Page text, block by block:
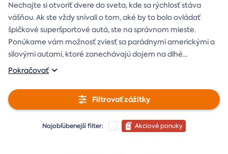
Nechajte si otvoriť dvere do sveta, kde sa rýchlosť stáva
vášňou. Ak ste vždy snívali o tom, aké by to bolo ovládať
špičkové superšportové autá, ste na správnom mieste.
Ponúkame vám možnosť zviesť sa parádnymi americkými a
silovými autami, ktoré zanechávajú dojem na dlhé...
Pokračovať
Filtrovať zážitky
Najobľúbenejší filter: Akciové ponuky